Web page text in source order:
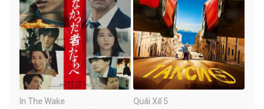
In The Wake Quái Xế 5